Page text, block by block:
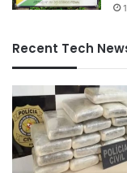
Recent Tech